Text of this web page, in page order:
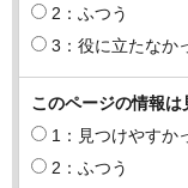
2：ふつう
3：役に立たなか
このページの情報は
1：見つけやすか
2：ふつう